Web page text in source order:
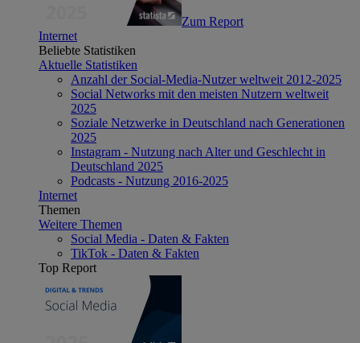
Zum Report
Internet
Beliebte Statistiken
Aktuelle Statistiken
Anzahl der Social-Media-Nutzer weltweit 2012-2025
Social Networks mit den meisten Nutzern weltweit
2025
Soziale Netzwerke in Deutschland nach Generationen
2025
Instagram - Nutzung nach Alter und Geschlecht in
Deutschland 2025
Podcasts - Nutzung 2016-2025
Internet
Themen
Weitere Themen
Social Media - Daten & Fakten
TikTok - Daten & Fakten
Top Report